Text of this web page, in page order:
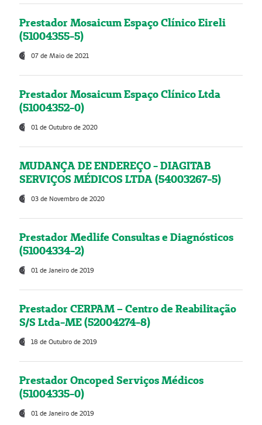
Prestador Mosaicum Espaço Clínico Eireli
(51004355-5)
07 de Maio de 2021
Prestador Mosaicum Espaço Clínico Ltda
(51004352-0)
01 de Outubro de 2020
MUDANÇA DE ENDEREÇO - DIAGITAB
SERVIÇOS MÉDICOS LTDA (54003267-5)
03 de Novembro de 2020
Prestador Medlife Consultas e Diagnósticos
(51004334-2)
01 de Janeiro de 2019
Prestador CERPAM – Centro de Reabilitação
S/S Ltda-ME (52004274-8)
18 de Outubro de 2019
Prestador Oncoped Serviços Médicos
(51004335-0)
01 de Janeiro de 2019